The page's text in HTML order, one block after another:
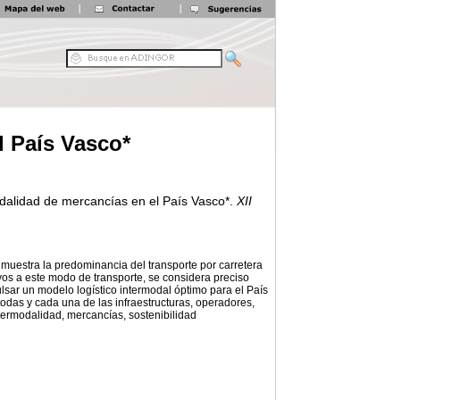
País Vasco*
de mercancías en el País Vasco*. XII
la predominancia del transporte por carretera
a este modo de transporte, se considera preciso
un modelo logístico intermodal óptimo para el País
y cada una de las infraestructuras, operadores,
mercancías, sostenibilidad